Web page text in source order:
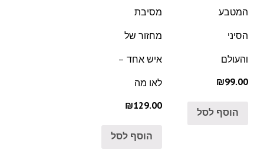
המטבע
הסיני
והעולם
₪99.00
הוסף לסל
מסיבת
מחזור של
איש אחד –
לאו מה
₪129.00
הוסף לסל